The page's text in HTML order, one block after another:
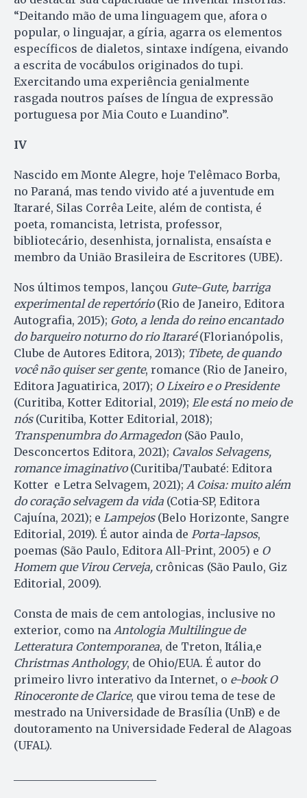
“Deitando mão de uma linguagem que, afora o
popular, o linguajar, a gíria, agarra os elementos
específicos de dialetos, sintaxe indígena, eivando
a escrita de vocábulos originados do tupi.
Exercitando uma experiência genialmente
rasgada noutros países de língua de expressão
portuguesa por Mia Couto e Luandino”.
IV
Nascido em Monte Alegre, hoje Telêmaco Borba,
no Paraná, mas tendo vivido até a juventude em
Itararé, Silas Corrêa Leite, além de contista, é
poeta, romancista, letrista, professor,
bibliotecário, desenhista, jornalista, ensaísta e
membro da União Brasileira de Escritores (UBE).
Nos últimos tempos, lançou Gute-Gute, barriga
experimental de repertório(Rio de Janeiro, Editora
Autografia, 2015); Goto, a lenda do reino encantado
do barqueiro noturno do rio Itararé(Florianópolis,
Clube de Autores Editora, 2013); Tibete, de quando
você não quiser ser gente, romance (Rio de Janeiro,
Editora Jaguatirica, 2017); O Lixeiro e o Presidente
(Curitiba, Kotter Editorial, 2019); Ele está no meio de
nós(Curitiba, Kotter Editorial, 2018);
Transpenumbra do Armagedon (São Paulo,
Desconcertos Editora, 2021); Cavalos Selvagens,
romance imaginativo(Curitiba/Taubaté: Editora
Kotter e Letra Selvagem, 2021); A Coisa: muito além
do coração selvagem da vida (Cotia-SP, Editora
Cajuína, 2021); e Lampejos(Belo Horizonte, Sangre
Editorial, 2019). É autor ainda de Porta-lapsos,
poemas (São Paulo, Editora All-Print, 2005) e O
Homem que Virou Cerveja, crônicas (São Paulo, Giz
Editorial, 2009).
Consta de mais de cem antologias, inclusive no
exterior, como na Antologia Multilingue de
Letteratura Contemporanea, de Treton, Itália,e
Christmas Anthology, de Ohio/EUA. É autor do
primeiro livro interativo da Internet, o e-book O
Rinoceronte de Clarice, que virou tema de tese de
mestrado na Universidade de Brasília (UnB) e de
doutoramento na Universidade Federal de Alagoas
(UFAL).